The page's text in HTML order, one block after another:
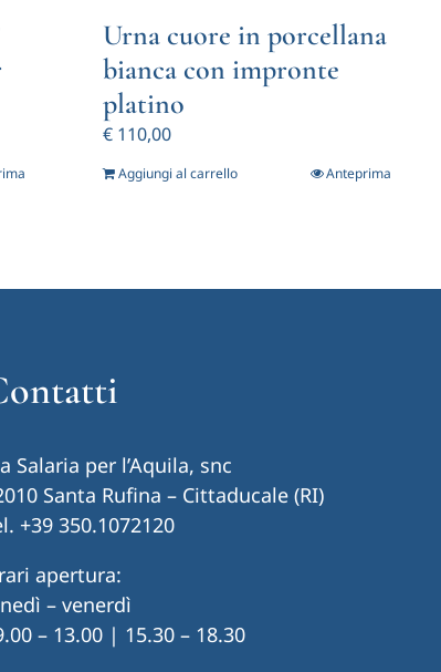
Urna cuore in porcellana
bianca con impronte
platino
€ 110,00
Aggiungi al carrello Anteprima
Salaria per l’Aquila, snc
Santa Rufina – Cittaducale (RI)
+39 350.1072120
apertura:
– venerdì
– 13.00 | 15.30 – 18.30